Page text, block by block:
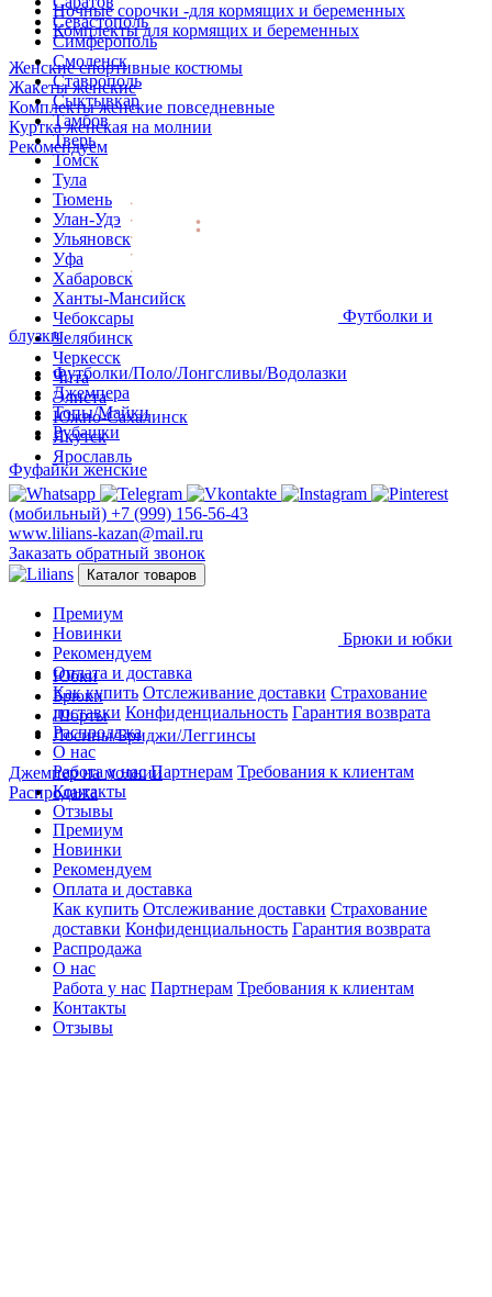
Севастополь
Симферополь
Смоленск
Ставрополь
Сыктывкар
Тамбов
Тверь
Томск
Тула
Тюмень
Улан-Удэ
Ульяновск
Уфа
Хабаровск
Ханты-Мансийск
Чебоксары
Челябинск
Черкесск
Чита
Элиста
Южно-Сахалинск
Якутск
Ярославль
(мобильный) +7 (999) 156-56-43
www.lilians-kazan@mail.ru
Заказать обратный звонок
Каталог товаров
Премиум
Новинки
Рекомендуем
Оплата и доставка
Как купить Отслеживание доставки Страхование
доставки Конфиденциальность Гарантия возврата
Распродажа
О нас
Работа у нас Партнерам Требования к клиентам
Контакты
Отзывы
Ночные сорочки -для кормящих и беременных
Комплекты для кормящих и беременных
Женские спортивные костюмы
Жакеты женские
Комплекты женские повседневные
Куртка женская на молнии
Рекомендуем
Футболки и
блузки
Футболки/Поло/Лонгсливы/Водолазки
Джемпера
Топы/Майки
Рубашки
Фуфайки женские
Брюки и юбки
Юбки
Брюки
Шорты
Лосины/Бриджи/Леггинсы
Джемпер на молнии
Распродажа
Премиум
Новинки
Рекомендуем
Оплата и доставка
Как купить Отслеживание доставки Страхование
доставки Конфиденциальность Гарантия возврата
Распродажа
О нас
Работа у нас Партнерам Требования к клиентам
Контакты
Отзывы